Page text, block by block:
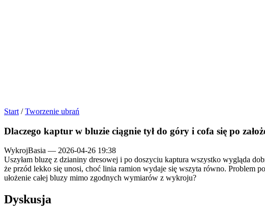
Start / Tworzenie ubrań
Dlaczego kaptur w bluzie ciągnie tył do góry i cofa się po
WykrojBasia — 2026-04-26 19:38
Uszyłam bluzę z dzianiny dresowej i po doszyciu kaptura wszystko wygląda
że przód lekko się unosi, choć linia ramion wydaje się wszyta równo. Problem
ułożenie całej bluzy mimo zgodnych wymiarów z wykroju?
Dyskusja